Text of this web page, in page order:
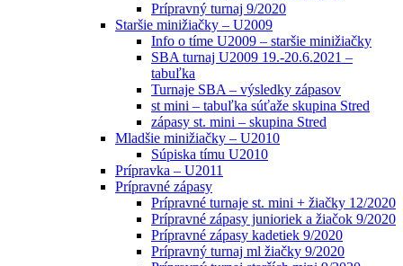
Prípravný turnaj 9/2020
Staršie minižiačky – U2009
Info o tíme U2009 – staršie minižiačky
SBA turnaj U2009 19.-20.6.2021 –
tabuľka
Turnaje SBA – výsledky zápasov
st mini – tabuľka súťaže skupina Stred
zápasy st. mini – skupina Stred
Mladšie minižiačky – U2010
Súpiska tímu U2010
Prípravka – U2011
Prípravné zápasy
Prípravné turnaje st. mini + žiačky 12/2020
Prípravné zápasy junioriek a žiačok 9/2020
Prípravné zápasy kadetiek 9/2020
Prípravný turnaj ml žiačky 9/2020